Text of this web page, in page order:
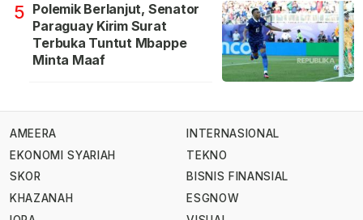
5 Polemik Berlanjut, Senator
Paraguay Kirim Surat
Terbuka Tuntut Mbappe
Minta Maaf
AMEERA
EKONOMI SYARIAH
SKOR
KHAZANAH
INTERNASIONAL
TEKNO
BISNIS FINANSIAL
ESGNOW